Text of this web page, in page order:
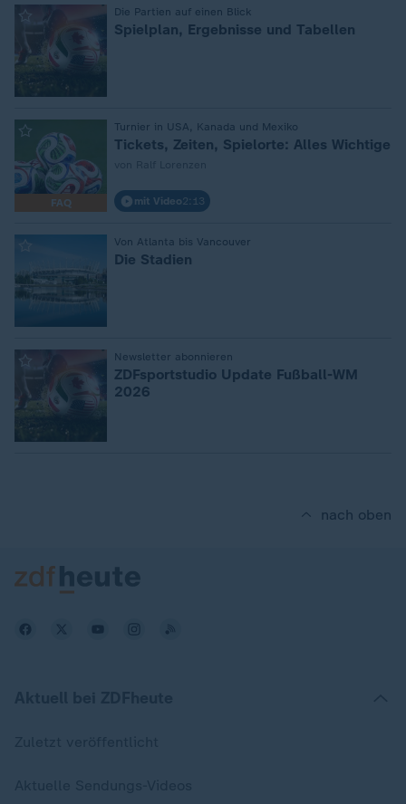
Die Partien auf einen Blick
Spielplan, Ergebnisse und Tabellen
FAQ
Turnier in USA, Kanada und Mexiko
Tickets, Zeiten, Spielorte: Alles Wichtige
mit Video2:13
Von Atlanta bis Vancouver
Die Stadien
Newsletter abonnieren
ZDFsportstudio Update Fußball-WM
2026
nach oben